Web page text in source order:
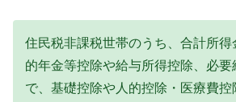
住民税非課税世帯のうち、合計所得
的年金等控除や給与所得控除、必
で、基礎控除や人的控除・医療費控